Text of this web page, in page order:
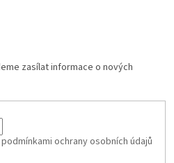
zasílat informace o nových
podmínkami ochrany osobních údajů